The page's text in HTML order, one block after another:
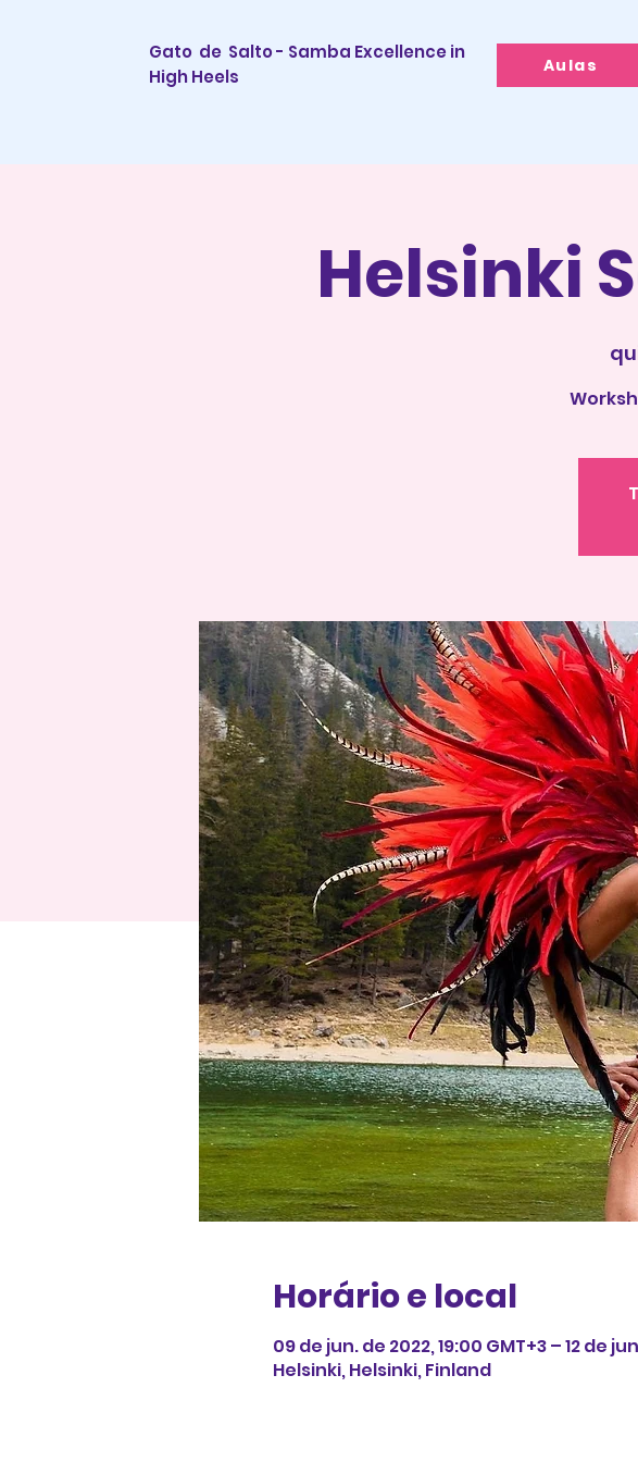
Gato de Salto - Samba Excellence in
High Heels
Aulas
Helsinki
Horário e local
09 de jun. de 2022, 19:00 GMT+3 – 12 de
Helsinki, Helsinki, Finland